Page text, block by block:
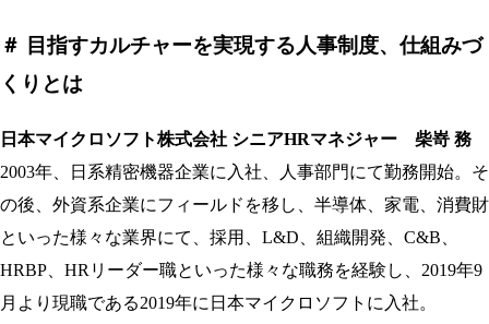
＃ 目指すカルチャーを実現する人事制度、仕組みづ
くりとは
日本マイクロソフト株式会社 シニアHRマネジャー 柴嵜 務
2003年、日系精密機器企業に入社、人事部門にて勤務開始。そ
の後、外資系企業にフィールドを移し、半導体、家電、消費財
といった様々な業界にて、採用、L&D、組織開発、C&B、
HRBP、HRリーダー職といった様々な職務を経験し、2019年9
月より現職である2019年に日本マイクロソフトに入社。